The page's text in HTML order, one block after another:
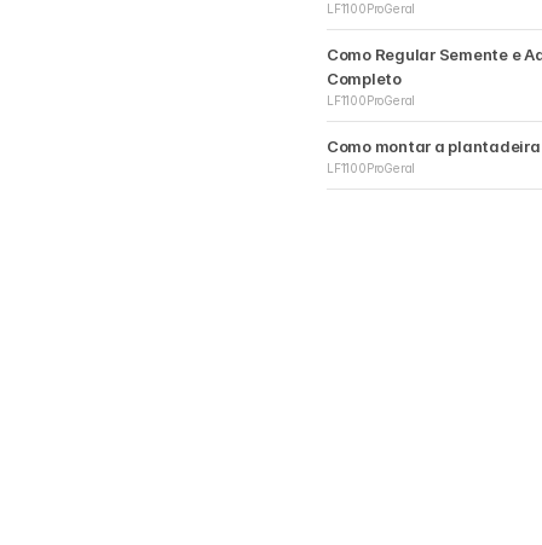
LF1100ProGeral
Como Regular Semente e
Completo
LF1100ProGeral
Como montar a
LF1100ProGeral